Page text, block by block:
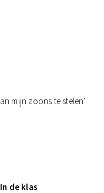
mijn zoons te stelen'
de klas